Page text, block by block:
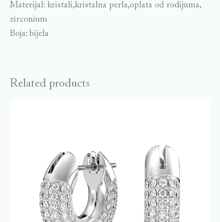
Materijal: kristali,kristalna perla,oplata od rodijuma,
zirconium
Boja: bijela
Related products